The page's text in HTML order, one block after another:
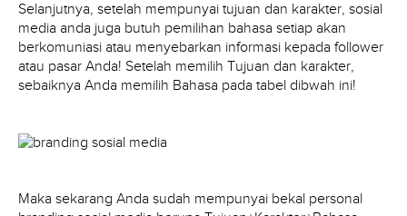
Selanjutnya, setelah mempunyai tujuan dan karakter, sosial
media anda juga butuh pemilihan bahasa setiap akan
berkomuniasi atau menyebarkan informasi kepada follower
atau pasar Anda! Setelah memilih Tujuan dan karakter,
sebaiknya Anda memilih Bahasa pada tabel dibwah ini!
Maka sekarang Anda sudah mempunyai bekal personal